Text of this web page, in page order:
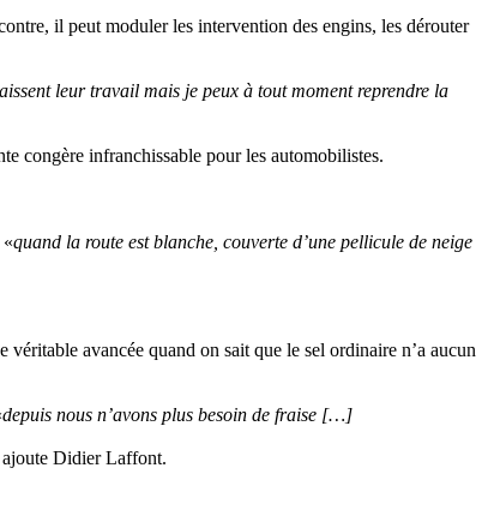
il peut moduler les intervention des engins, les dérouter
leur travail mais je peux à tout moment reprendre la
congère infranchissable pour les automobilistes.
quand la route est blanche, couverte d’une pellicule de neige
avancée quand on sait que le sel ordinaire n’a aucun
depuis nous n’avons plus besoin de fraise […]
ajoute Didier Laffont.